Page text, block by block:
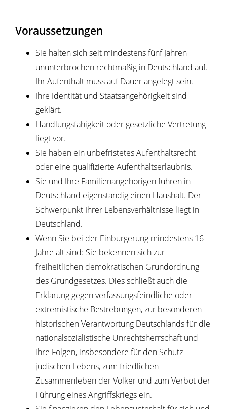
Voraussetzungen
Sie halten sich seit mindestens fünf Jahren
ununterbrochen rechtmäßig in Deutschland auf.
Ihr Aufenthalt muss auf Dauer angelegt sein.
Ihre Identität und Staatsangehörigkeit sind
geklärt.
Handlungsfähigkeit oder gesetzliche Vertretung
liegt vor.
Sie haben ein unbefristetes Aufenthaltsrecht
oder eine qualifizierte Aufenthaltserlaubnis.
Sie und Ihre Familienangehörigen führen in
Deutschland eigenständig einen Haushalt. Der
Schwerpunkt Ihrer Lebensverhältnisse liegt in
Deutschland.
Wenn Sie bei der Einbürgerung mindestens 16
Jahre alt sind: Sie bekennen sich zur
freiheitlichen demokratischen Grundordnung
des Grundgesetzes. Dies schließt auch die
Erklärung gegen verfassungsfeindliche oder
extremistische Bestrebungen, zur besonderen
historischen Verantwortung Deutschlands für die
nationalsozialistische Unrechtsherrschaft und
ihre Folgen, insbesondere für den Schutz
jüdischen Lebens, zum friedlichen
Zusammenleben der Völker und zum Verbot der
Führung eines Angriffskriegs ein.